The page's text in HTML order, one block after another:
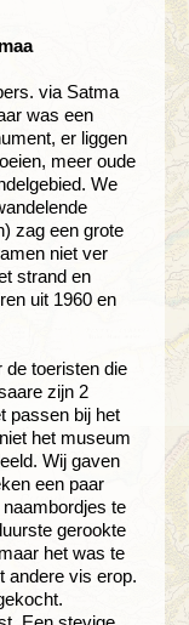
via Satma
was een
er liggen
meer oude
We
zag een grote
niet ver
strand en
uit 1960 en
de toeristen die
zijn 2
passen bij het
het museum
Wij gaven
een paar
te
gerookte
het was te
andere vis erop.